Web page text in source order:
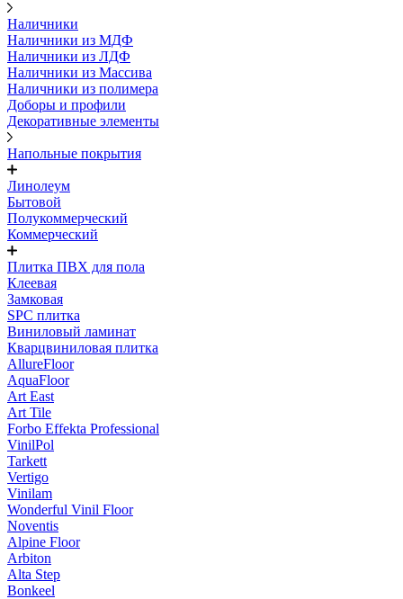
Наличники
Наличники из МДФ
Наличники из ЛДФ
Наличники из Массива
Наличники из полимера
Доборы и профили
Декоративные элементы
Напольные покрытия
Линолеум
Бытовой
Полукоммерческий
Коммерческий
Плитка ПВХ для пола
Клеевая
Замковая
SPC плитка
Виниловый ламинат
Кварцвиниловая плитка
AllureFloor
AquaFloor
Art East
Art Tile
Forbo Effekta Professional
VinilPol
Tarkett
Vertigo
Vinilam
Wonderful Vinil Floor
Noventis
Alpine Floor
Arbiton
Alta Step
Bonkeel